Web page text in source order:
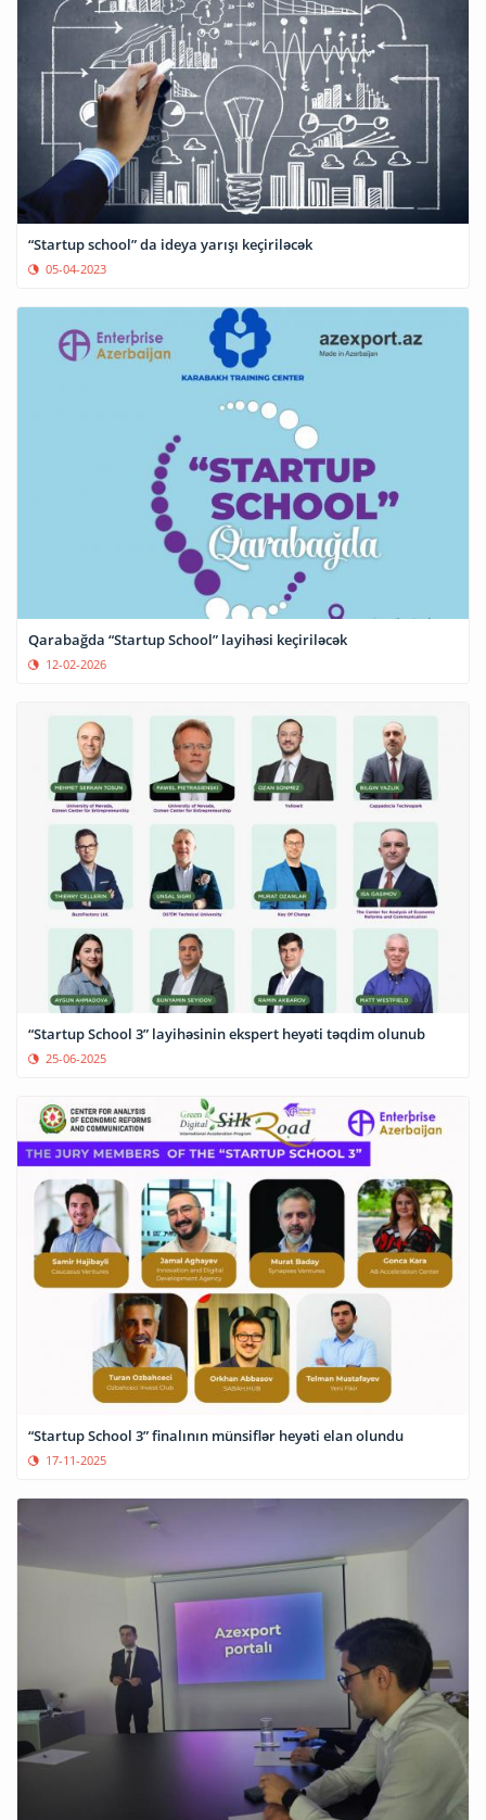
“Startup school” da ideya yarışı keçiriləcək
05-04-2023
Qarabağda “Startup School” layihəsi keçiriləcək
12-02-2026
“Startup School 3” layihəsinin ekspert heyəti təqdim olunub
25-06-2025
“Startup School 3” finalının münsiflər heyəti elan olundu
17-11-2025